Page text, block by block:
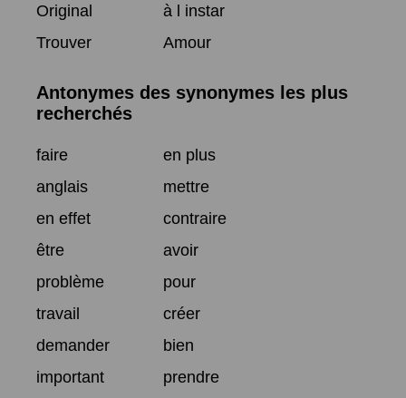
Original
à l instar
Trouver
Amour
Antonymes des synonymes les plus
recherchés
faire
en plus
anglais
mettre
en effet
contraire
être
avoir
problème
pour
travail
créer
demander
bien
important
prendre